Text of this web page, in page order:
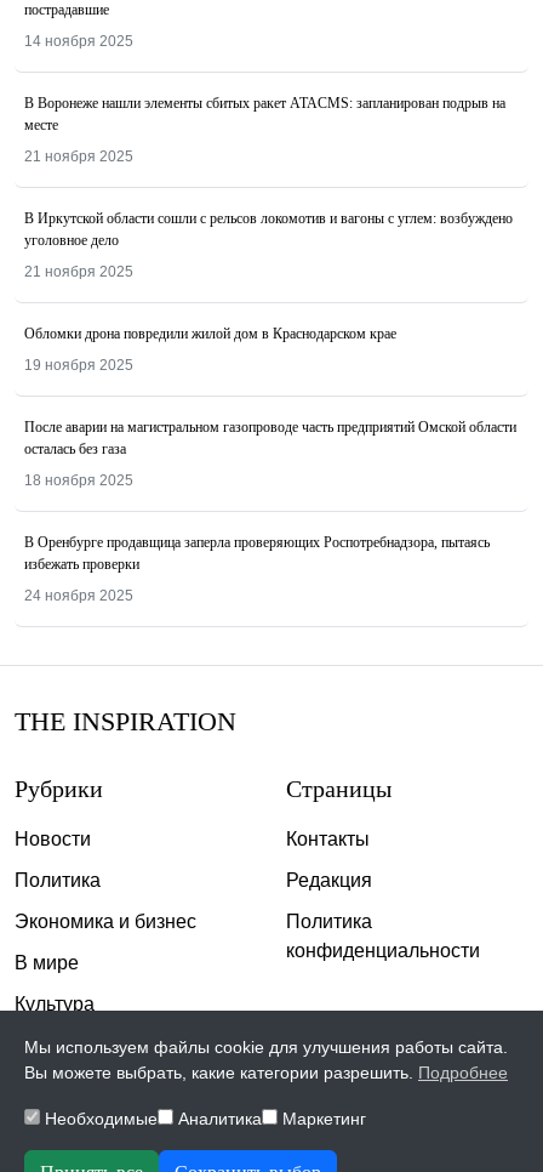
пострадавшие
14 ноября 2025
В Воронеже нашли элементы сбитых ракет ATACMS: запланирован подрыв на
месте
21 ноября 2025
В Иркутской области сошли с рельсов локомотив и вагоны с углем: возбуждено
уголовное дело
21 ноября 2025
Обломки дрона повредили жилой дом в Краснодарском крае
19 ноября 2025
После аварии на магистральном газопроводе часть предприятий Омской области
осталась без газа
18 ноября 2025
В Оренбурге продавщица заперла проверяющих Роспотребнадзора, пытаясь
избежать проверки
24 ноября 2025
THE INSPIRATION
Рубрики
Новости
Политика
Экономика и бизнес
В мире
Культура
Спорт
Происшествия
Страницы
Контакты
Редакция
Политика
конфиденциальности
Мы используем файлы cookie для улучшения работы сайта.
Вы можете выбрать, какие категории разрешить. Подробнее
Необходимые Аналитика Маркетинг